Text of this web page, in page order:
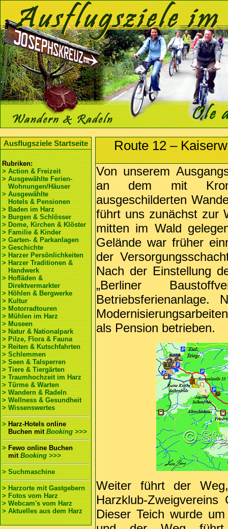
Ausflugsziele Startseite
Rubriken:
> Action & Freizeit
> Ausgewählte Ferien-
Wohnungen/Häuser
> Ausgewählte
Hotels & Pensionen
> Baden im Harz
> Burgen & Schlösser
> Dome, Kirchen & Klöster
> Familie & Kinder
> Garten- & Parkanlagen
> Geschichte
> Harzer Persönlichkeiten
> Harzer Traditionen &
Handwerk
> Hofläden &
Direktvermarkter
> Höhlen & Bergwerke
> Kultur
> Motorradtouren
> Mühlen im Harz
> Museen
> Natur & Nationalpark
> Pilze, Flora & Fauna
> Reiten & Kutschfahrten
> Schlemmen
> Seen & Talsperren
> Tiere & Tiergärten
> Traumhochzeit im Harz
> Türme & Warten
> Wandern & Radeln
> Wellness & Gesundheit
> Wissenswertes
>Harz-Hotels online
Buchen mit Booking >>>
>Fewo online Buchen
mitBooking >>>
> Suchmaschine
> Harzorte mit Gastgebern
> Fotos vom Harz
> Webcam's vom Harz
> Aktuelles aus dem Harz
Route 12 –
Von unserem
an dem mit
ausgeschilderten
führt uns zunächst zur
mitten im Wald
Gelände war früher
der
Nach der Einstellung
„Berliner
Betriebsferienanlage.
als Pension betrieben.
Weiter führt der
Harzklub-
Dieser Teich wurde